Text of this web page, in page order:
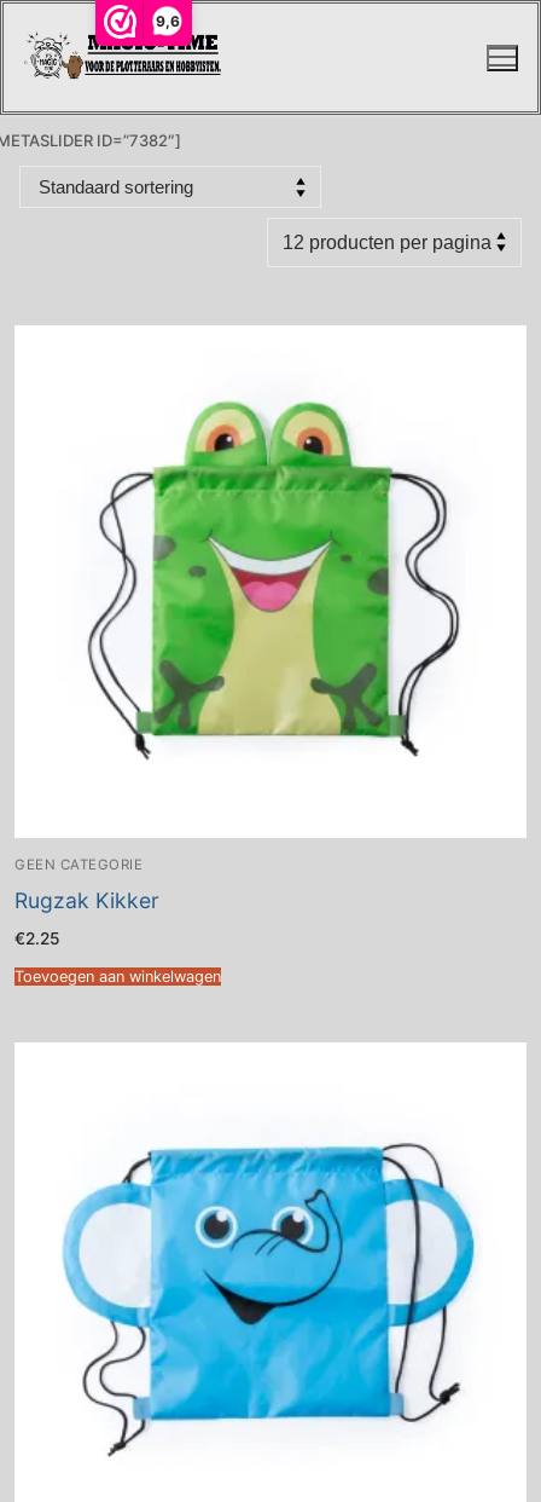
9,6
naar
ID=”7382″]
GEEN CATEGORIE
Rugzak Kikker
€2.25
Toevoegen aan winkelwagen